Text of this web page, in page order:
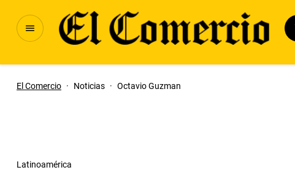
El Comercio · Noticias · Octavio Guzman
Latinoamérica